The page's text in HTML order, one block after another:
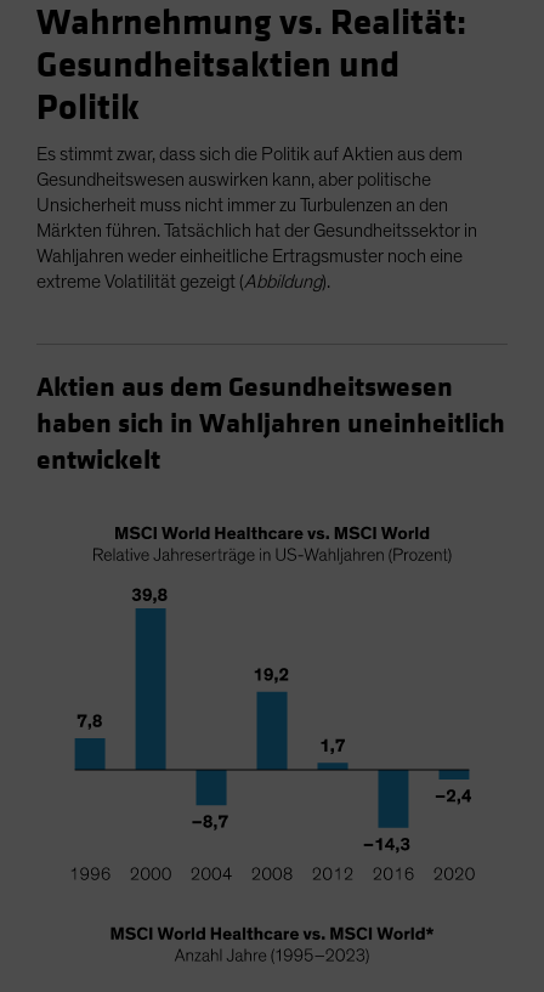
Wahrnehmung vs. Realität:
Gesundheitsaktien und
Politik
Es stimmt zwar, dass sich die Politik auf Aktien aus dem
Gesundheitswesen auswirken kann, aber politische
Unsicherheit muss nicht immer zu Turbulenzen an den
Märkten führen. Tatsächlich hat der Gesundheitssektor in
Wahljahren weder einheitliche Ertragsmuster noch eine
extreme Volatilität gezeigt (Abbildung).
Aktien aus dem Gesundheitswesen
haben sich in Wahljahren uneinheitlich
entwickelt